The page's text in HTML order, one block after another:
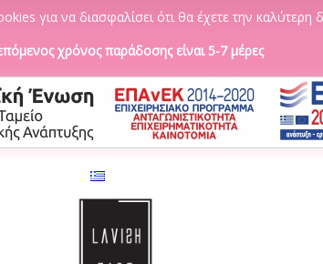
για να διασφαλίσει ότι θα έχετε την καλύτερη
χρόνος παράδοσης είναι 5-7 μέρες